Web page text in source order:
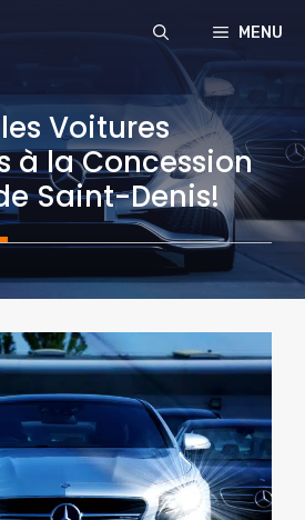
MENU
Voitures
à la Concession
Saint-Denis!